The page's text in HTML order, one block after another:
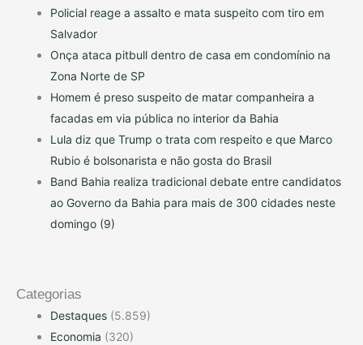
Policial reage a assalto e mata suspeito com tiro em
Salvador
Onça ataca pitbull dentro de casa em condomínio na
Zona Norte de SP
Homem é preso suspeito de matar companheira a
facadas em via pública no interior da Bahia
Lula diz que Trump o trata com respeito e que Marco
Rubio é bolsonarista e não gosta do Brasil
Band Bahia realiza tradicional debate entre candidatos
ao Governo da Bahia para mais de 300 cidades neste
domingo (9)
Categorias
Destaques (5.859)
Economia (320)